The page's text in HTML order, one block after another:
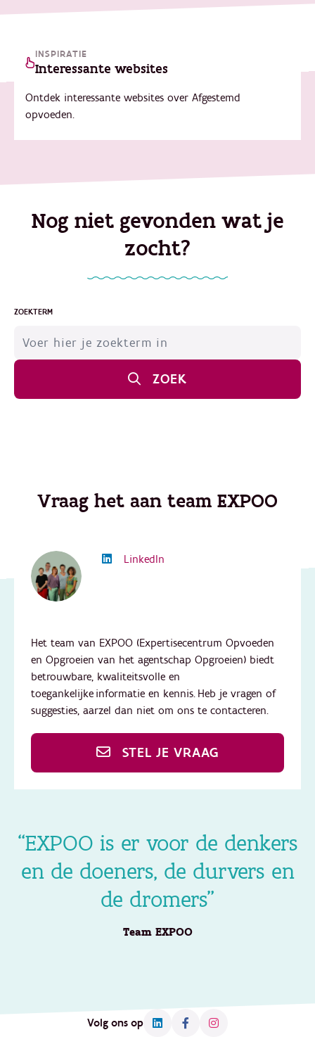
INSPIRATIE
Interessante websites
Ontdek interessante websites over Afgestemd
opvoeden.
Nog niet gevonden wat je
zocht?
ZOEKTERM
ZOEK
Vraag het aan team EXPOO
LinkedIn
Het team van EXPOO (Expertisecentrum Opvoeden
en Opgroeien van het agentschap Opgroeien) biedt
betrouwbare, kwaliteitsvolle en
toegankelijke informatie en kennis. Heb je vragen of
suggesties, aarzel dan niet om ons te contacteren.
STEL JE VRAAG
“EXPOO is er voor de denkers
en de doeners, de durvers en
de dromers”
Team EXPOO
Volg ons op